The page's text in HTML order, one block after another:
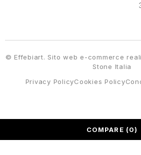
Privacy PolicyCookies Policy
© Effebiart. Sito web e-commerce
Stone Italia
COMPARE (0)